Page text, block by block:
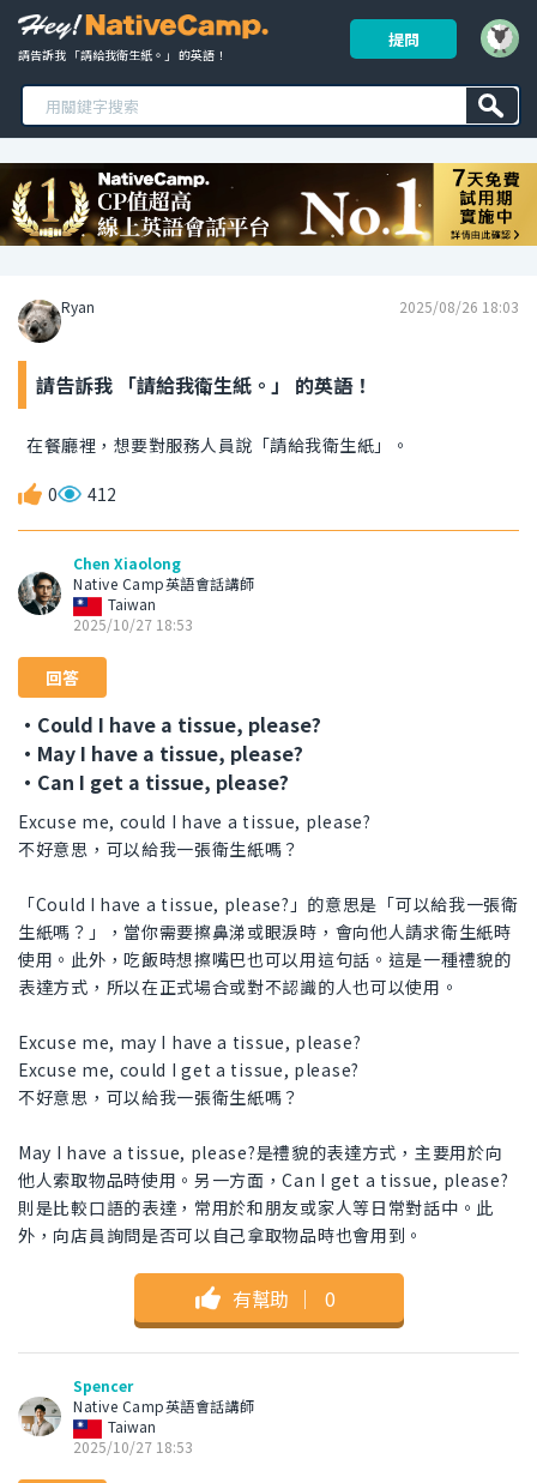
請告訴我 「請給我衛生紙。」 的英語！
提問
Ryan 2025/08/26 18:03
請告訴我 「請給我衛生紙。」 的英語！
在餐廳裡，想要對服務人員說「請給我衛生紙」。
0 412
Chen Xiaolong
Native Camp英語會話講師
Taiwan
2025/10/27 18:53
回答
・Could I have a tissue, please?
・May I have a tissue, please?
・Can I get a tissue, please?
Excuse me, could I have a tissue, please?
不好意思，可以給我一張衛生紙嗎？
「Could I have a tissue, please?」的意思是「可以給我一張衛
生紙嗎？」，當你需要擦鼻涕或眼淚時，會向他人請求衛生紙時
使用。此外，吃飯時想擦嘴巴也可以用這句話。這是一種禮貌的
表達方式，所以在正式場合或對不認識的人也可以使用。
Excuse me, may I have a tissue, please?
Excuse me, could I get a tissue, please?
不好意思，可以給我一張衛生紙嗎？
May I have a tissue, please?是禮貌的表達方式，主要用於向
他人索取物品時使用。另一方面，Can I get a tissue, please?
則是比較口語的表達，常用於和朋友或家人等日常對話中。此
外，向店員詢問是否可以自己拿取物品時也會用到。
有幫助 ｜ 0
Spencer
Native Camp英語會話講師
Taiwan
2025/10/27 18:53